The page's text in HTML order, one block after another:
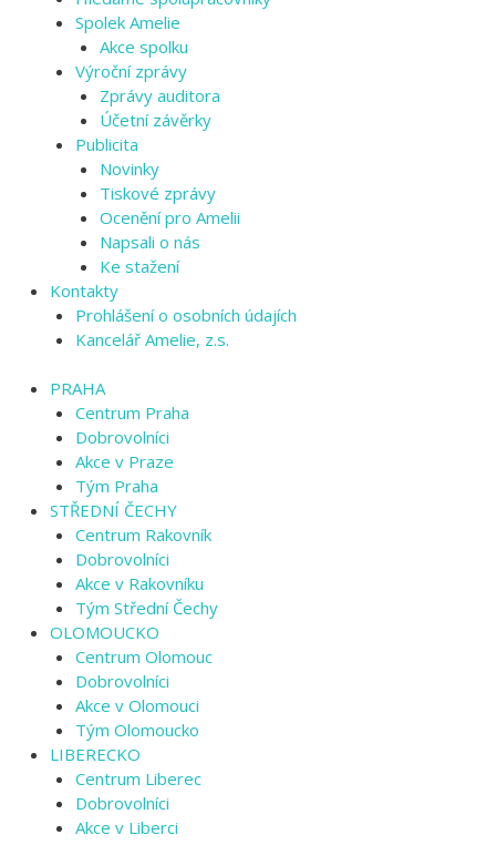
Spolek Amelie
Akce spolku
Výroční zprávy
Zprávy auditora
Účetní závěrky
Publicita
Novinky
Tiskové zprávy
Ocenění pro Amelii
Napsali o nás
Ke stažení
Kontakty
Prohlášení o osobních údajích
Kancelář Amelie, z.s.
PRAHA
Centrum Praha
Dobrovolníci
Akce v Praze
Tým Praha
STŘEDNÍ ČECHY
Centrum Rakovník
Dobrovolníci
Akce v Rakovníku
Tým Střední Čechy
OLOMOUCKO
Centrum Olomouc
Dobrovolníci
Akce v Olomouci
Tým Olomoucko
LIBERECKO
Centrum Liberec
Dobrovolníci
Akce v Liberci